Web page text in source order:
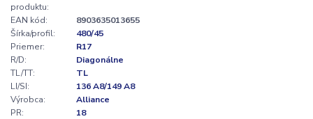
produktu:
EAN kód:
8903635013655
Šírka/profil:
480/45
Priemer:
R17
R/D:
Diagonálne
TL/TT:
TL
LI/SI:
136 A8/149 A8
Výrobca:
Alliance
PR:
18